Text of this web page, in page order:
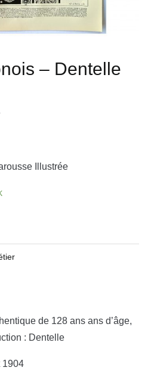
– Dentelle
Illustrée
de 128 ans ans d’âge,
: Dentelle
1904